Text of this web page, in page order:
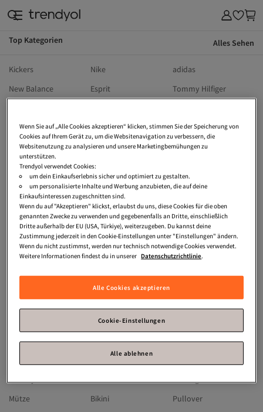
Top Kategorien Alles Sehen
Kickers Nike
adidas
New Balance
Esprit
Tommy Hilfiger
Wellensteyn
Calvin Klein
Puma
UGG
Hollister
Vans
Dr Martens
Ralph Lauren
Vivienne Westwood
Only
Jack Wolfskin
Armedangels
Sansibar
Crocs
Tetri
Tom Tailor
Heine
Vero Moda
Tamaris
Converse
Hugo Boss
Moncler
Under Armour
Jaguar
Reebok
Lacoste
Gerry Weber
Camp David
Winterjacken
Kleider
Ohrringe
Mütze
Bikini
Pullover
Wenn Sie auf „Alle Cookies akzeptieren“ klicken, stimmen Sie der Speicherung von
Cookies auf Ihrem Gerät zu, um die Websitenavigation zu verbessern, die
Websitenutzung zu analysieren und unsere Marketingbemühungen zu
unterstützen.
Trendyol verwendet Cookies:
um dein Einkaufserlebnis sicher und optimiert zu gestalten.
um personalisierte Inhalte und Werbung anzubieten, die auf deine
Einkaufsinteressen zugeschnitten sind.
Wenn du auf "Akzeptieren" klickst, erlaubst du uns, diese Cookies für die oben
genannten Zwecke zu verwenden und gegebenenfalls an Dritte, einschließlich
Dritte außerhalb der EU (USA, Türkiye), weiterzugeben. Du kannst deine
Zustimmung jederzeit in den Cookie-Einstellungen unter "Einstellungen" ändern.
Wenn du nicht zustimmst, werden nur technisch notwendige Cookies verwendet.
Weitere Informationen findest du in unserer Datenschutzrichtlinie.
Alle Cookies akzeptieren
Cookie-Einstellungen
Alle ablehnen